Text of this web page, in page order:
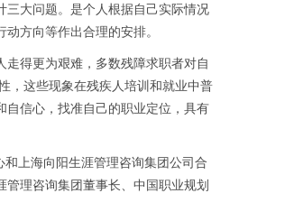
三大问题。是个人根据自己实际情况
方向等作出合理的安排。
得更为艰难，多数残障求职者对自
，这些现象在残疾人培训和就业中普
自信心，找准自己的职业定位，具有
上海向阳生涯管理咨询集团公司合
理咨询集团董事长、中国职业规划